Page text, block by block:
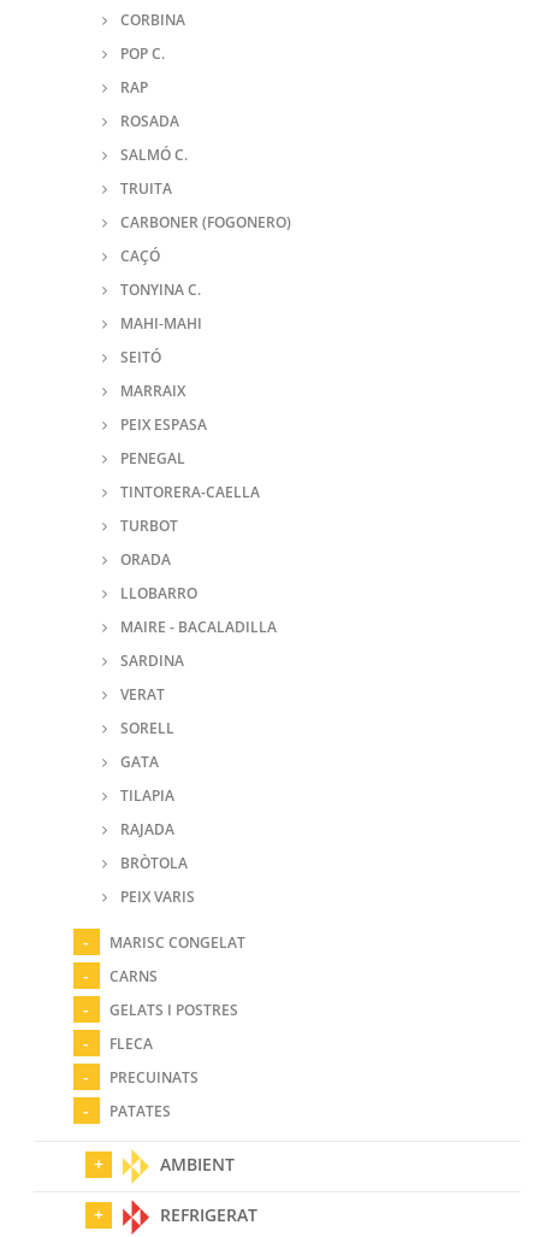
CORBINA
POP C.
RAP
ROSADA
SALMÓ C.
TRUITA
CARBONER (FOGONERO)
CAÇÓ
TONYINA C.
MAHI-MAHI
SEITÓ
MARRAIX
PEIX ESPASA
PENEGAL
TINTORERA-CAELLA
TURBOT
ORADA
LLOBARRO
MAIRE - BACALADILLA
SARDINA
VERAT
SORELL
GATA
TILAPIA
RAJADA
BRÒTOLA
PEIX VARIS
MARISC CONGELAT
CARNS
GELATS I POSTRES
FLECA
PRECUINATS
PATATES
AMBIENT
REFRIGERAT